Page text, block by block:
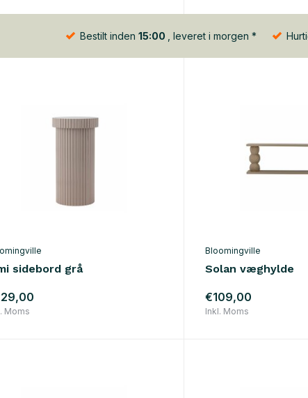
Bestilt inden 15:00 , leveret i morgen *
sidebord grå
Moms
Bloomingville
Solan væghylde
€109,00
Inkl. Moms